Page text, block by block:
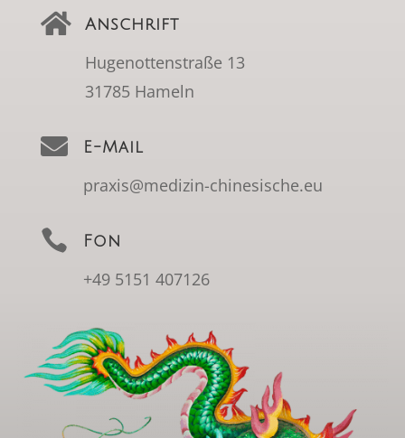
 Anschrift
Hugenottenstraße 13
31785 Hameln
 E-Mail
praxis@medizin-chinesische.eu
 Fon
+49 5151 407126